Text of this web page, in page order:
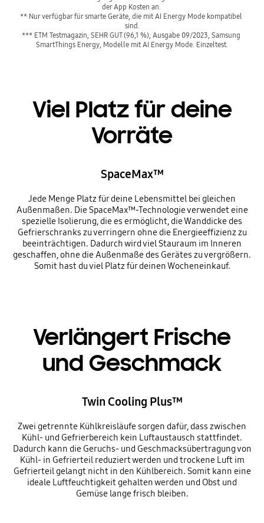
der App Kosten an.
** Nur verfügbar für smarte Geräte, die mit AI Energy Mode kompatibel
sind.
*** ETM Testmagazin, SEHR GUT (96,1 %), Ausgabe 09/2023, Samsung
SmartThings Energy, Modelle mit AI Energy Mode. Einzeltest.
Viel Platz für deine
Vorräte
SpaceMax™
Jede Menge Platz für deine Lebensmittel bei gleichen
Außenmaßen. Die SpaceMax™-Technologie verwendet eine
spezielle Isolierung, die es ermöglicht, die Wanddicke des
Gefrierschranks zu verringern ohne die Energieeffizienz zu
beeinträchtigen. Dadurch wird viel Stauraum im Inneren
geschaffen, ohne die Außenmaße des Gerätes zu vergrößern.
Somit hast du viel Platz für deinen Wocheneinkauf.
Verlängert Frische
und Geschmack
Twin Cooling Plus™
Zwei getrennte Kühlkreisläufe sorgen dafür, dass zwischen
Kühl- und Gefrierbereich kein Luftaustausch stattfindet.
Dadurch kann die Geruchs- und Geschmacksübertragung von
Kühl- in Gefrierteil reduziert werden und trockene Luft im
Gefrierteil gelangt nicht in den Kühlbereich. Somit kann eine
ideale Luftfeuchtigkeit gehalten werden und Obst und
Gemüse lange frisch bleiben.